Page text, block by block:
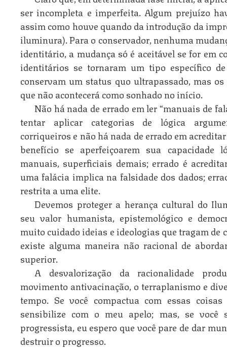
ser incompleta e imperfeita. Algum prejuízo
assim como houve quando da introdução da
iluminura). Para o conservador, nenhuma
identitário, a mudança só é aceitável se for em
identitários se tornaram um tipo específico
conservam um status quo ultrapassado, mas
que não acontecerá como sonhado no início.
Não há nada de errado em ler “manuais de
tentar aplicar categorias de lógica
corriqueiros e não há nada de errado em
benefício se aperfeiçoarem sua capacidade
manuais, superficiais demais; errado é
uma falácia implica na falsidade dos dados;
restrita a uma elite.
Devemos proteger a herança cultural do
seu valor humanista, epistemológico e
muito cuidado ideias e ideologias que tragam de
existe alguma maneira não racional de
superior.
A desvalorização da racionalidade
movimento antivacinação, o terraplanismo e
tempo. Se você compactua com essas
sensibilize com o meu apelo; mas, se você
progressista, eu espero que você pare de dar
destruir o progresso.